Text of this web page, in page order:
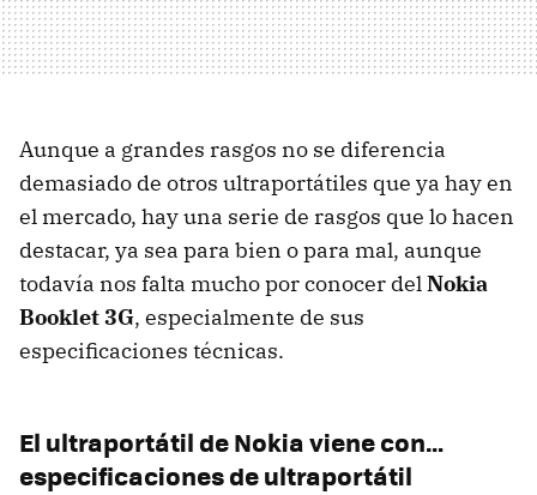
Aunque a grandes rasgos no se diferencia
demasiado de otros ultraportátiles que ya hay en
el mercado, hay una serie de rasgos que lo hacen
destacar, ya sea para bien o para mal, aunque
todavía nos falta mucho por conocer del Nokia
Booklet 3G, especialmente de sus
especificaciones técnicas.
El ultraportátil de Nokia viene con…
especificaciones de ultraportátil